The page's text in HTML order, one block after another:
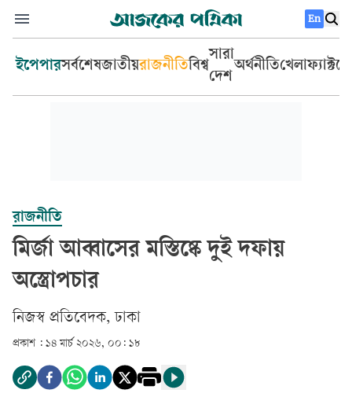
En
ইপেপারসর্বশেষজাতীয়রাজনীতিবিশ্ব
সারা
দেশ
অর্থনীতিখেলা
রাজনীতি
মির্জা আব্বাসের মস্তিষ্কে দুই দফায়
অস্ত্রোপচার
‎নিজস্ব প্রতিবেদক, ঢাকা‎
প্রকাশ : ১৪ মার্চ ২০২৬, ০০: ১৮